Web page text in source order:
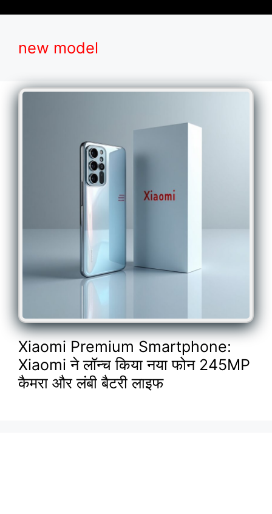
new model
Xiaomi Premium Smartphone:
Xiaomi ने लॉन्च किया नया फोन 245MP
कैमरा और लंबी बैटरी लाइफ